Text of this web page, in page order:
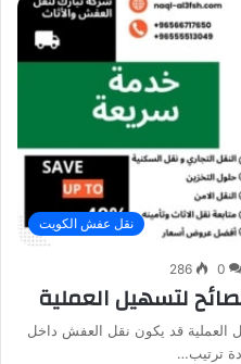
نقل عفش الكويت
0
286
لتسهيل العملية
العملية قد يكون نقل العفش داخل
ترتيب…